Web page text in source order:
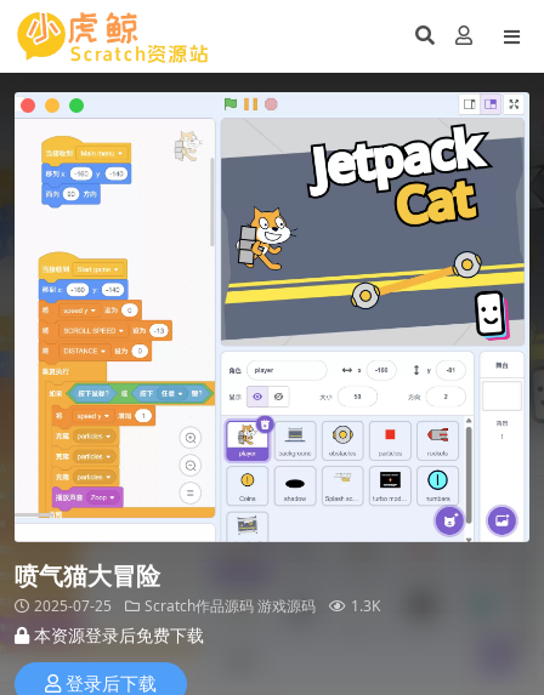
喷气猫大冒险
2025-07-25 Scratch作品源码游戏源码 1.3K
本资源登录后免费下载
登录后下载